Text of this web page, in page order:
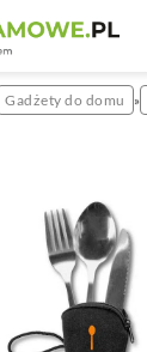
Gadżety do domu »